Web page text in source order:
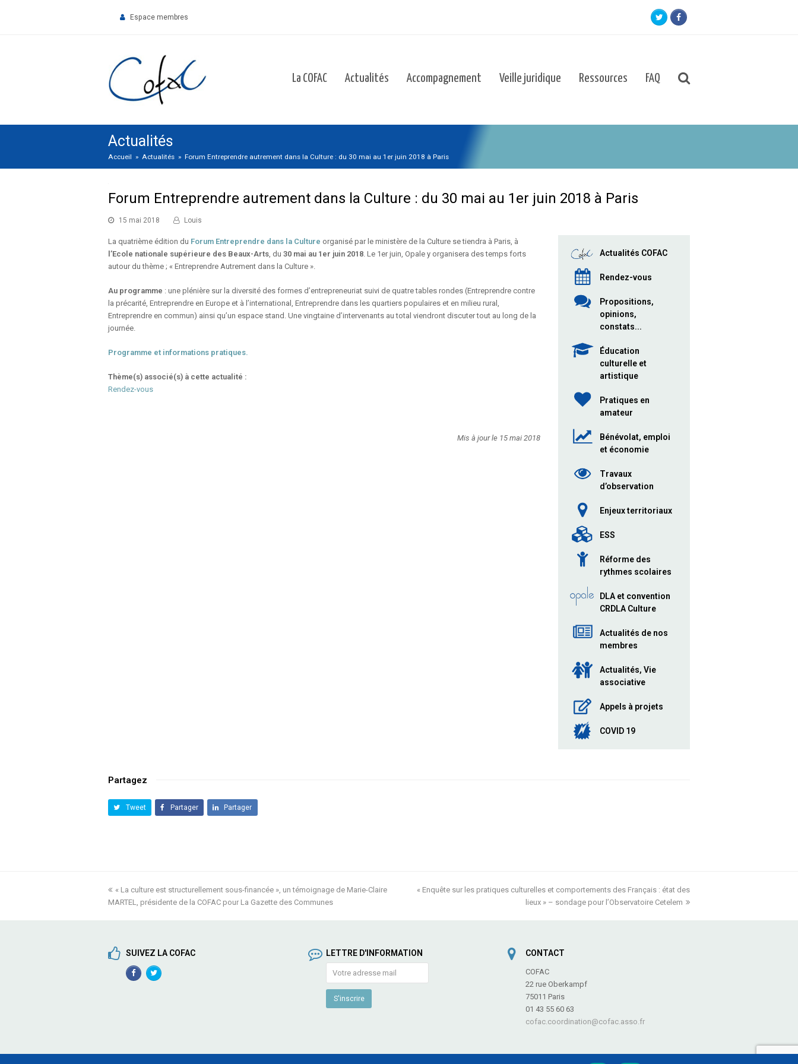
Espace membres TwitterFacebook
La COFAC Actualités Accompagnement Veille juridique Ressources FAQ
Actualités
Accueil » Actualités » Forum Entreprendre autrement dans la Culture : du 30 mai au 1er juin 2018 à Paris
Forum Entreprendre autrement dans la Culture : du 30 mai au 1er juin 2018 à Paris
15 mai 2018 Louis
La quatrième édition du Forum Entreprendre dans la Culture organisé par le ministère de la Culture se tiendra à Paris, à
l’Ecole nationale supérieure des Beaux-Arts, du 30 mai au 1er juin 2018. Le 1er juin, Opale y organisera des temps forts
autour du thème ; « Entreprendre Autrement dans la Culture ».
Au programme : une plénière sur la diversité des formes d’entrepreneuriat suivi de quatre tables rondes (Entreprendre contre
la précarité, Entreprendre en Europe et à l’international, Entreprendre dans les quartiers populaires et en milieu rural,
Entreprendre en commun) ainsi qu’un espace stand. Une vingtaine d’intervenants au total viendront discuter tout au long de la
journée.
Programme et informations pratiques.
Thème(s) associé(s) à cette actualité :
Rendez-vous
Mis à jour le 15 mai 2018
Actualités COFAC
Rendez-vous
Propositions,
opinions,
constats...
Éducation
culturelle et
artistique
Pratiques en
amateur
Bénévolat, emploi
et économie
Travaux
d’observation
Enjeux territoriaux
ESS
Réforme des
rythmes scolaires
DLA et convention
CRDLA Culture
Actualités de nos
membres
Actualités, Vie
associative
Appels à projets
COVID 19
Partagez
Tweet Partager Partager
previous
post:
« La culture est structurellement sous-financée », un témoignage de Marie-Claire
MARTEL, présidente de la COFAC pour La Gazette des Communes
next
« Enquête sur les pratiques culturelles et comportements des Français : état des
lieux » – sondage pour l’Observatoire Cetelem
SUIVEZ LA COFAC
FacebookTwitterProfile
LETTRE D'INFORMATION CONTACT
COFAC
22 rue Oberkampf
75011 Paris
01 43 55 60 63
cofac.coordination@cofac.asso.fr